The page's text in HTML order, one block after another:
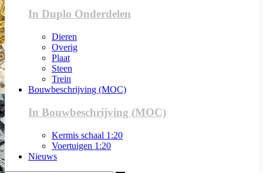
In Duplo Onderdelen
Dieren
Overig
Plaat
Steen
Trein
Bouwbeschrijving (MOC)
In Bouwbeschrijving (MOC)
Kermis schaal 1:20
Voertuigen 1:20
Nieuws